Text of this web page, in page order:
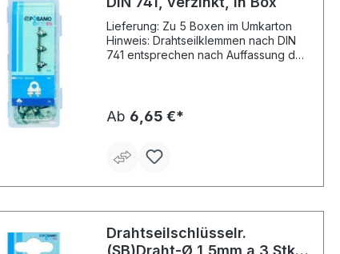
Lieferung: Zu 5 Boxen im Umkarton
Hinweis: Drahtseilklemmen nach DIN
741 entsprechen nach Auffassung des
Deshalb sind die Maßangaben für DIN
741 als unverbindlich anzusehen.
vorbehalten. Der Artikel wird ersetzt
(DIN 1142). Werden an die
sicherheitstechnische Anforderungen
gestellt, so müssen Drahtseilklemmen
nach EN 13411-5 (DIN 1142)
Ab 6,65 €*
Drahtseilschlüsselr.